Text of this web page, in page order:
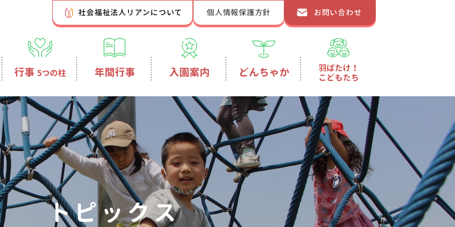
社会福祉法人リアンについて 個人情報保護方針 お問い合わせ
行事 5つの柱 年間行事 入園案内 どんちゃか
羽ばたけ！
こどもたち
トピックス